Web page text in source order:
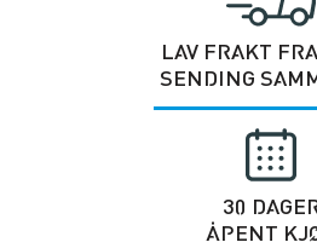
LAV FRAKT
SENDING
30
ÅPENT